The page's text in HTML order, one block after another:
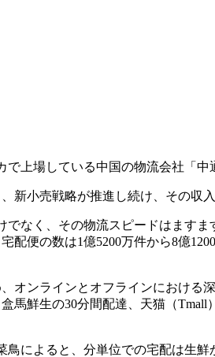
で上場している中国の物流会社「中
小売戦略が推進し続け、その収
なく、その物流スピードはます
配便の数は1億5200万件から8億
オンラインとオフラインにおけ
馬鮮生の30分間配達、天猫（
によると、分単位での宅配は生